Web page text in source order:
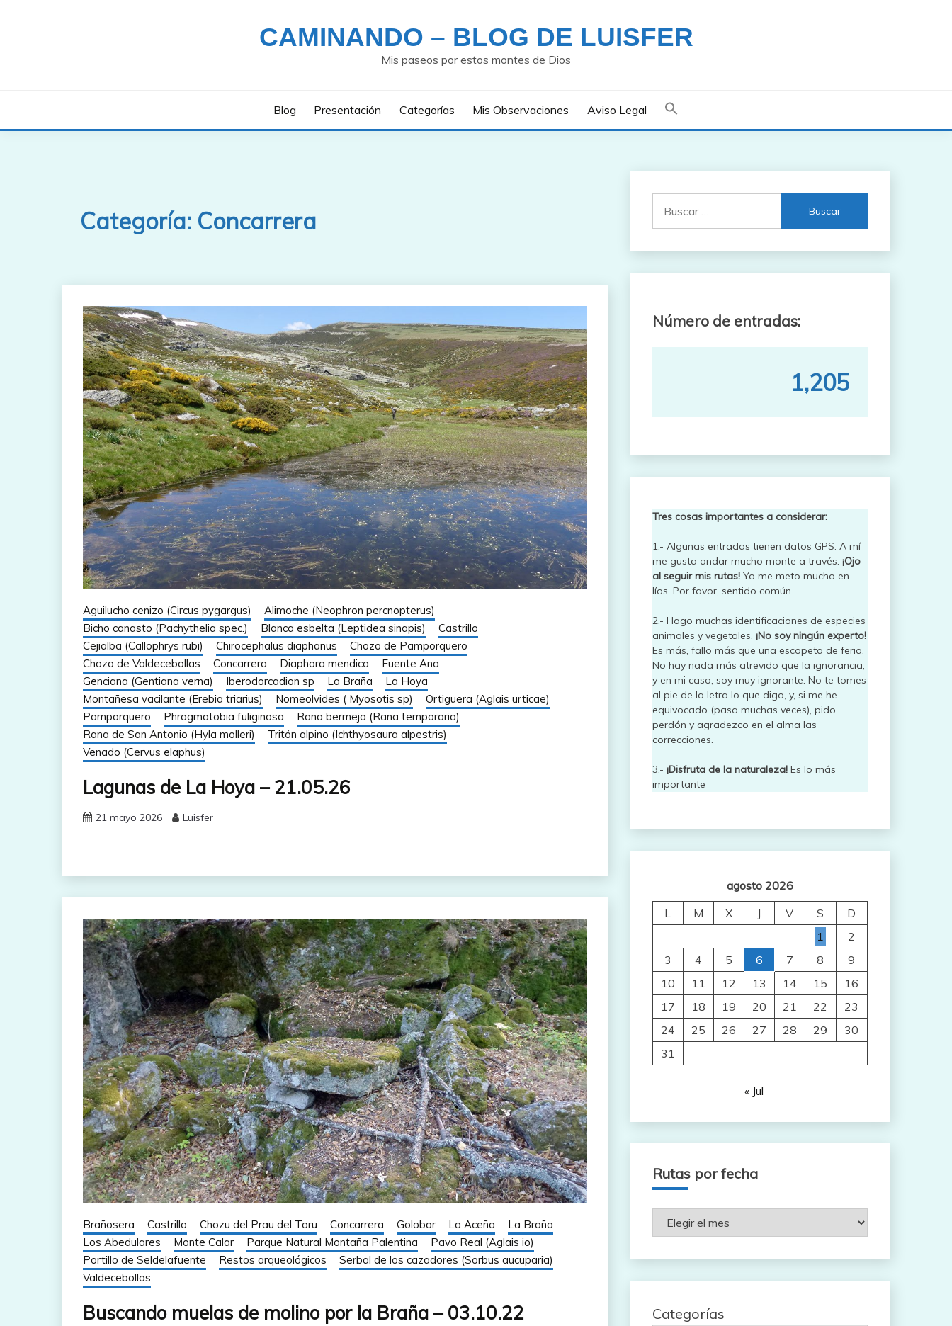
CAMINANDO – BLOG DE LUISFER
Mis paseos por estos montes de Dios
Blog Presentación Categorías Mis Observaciones Aviso Legal
Categoría: Concarrera
Aguilucho cenizo (Circus pygargus)
Alimoche (Neophron percnopterus)
Bicho canasto (Pachythelia spec.)
Blanca esbelta (Leptidea sinapis)
Castrillo
Cejialba (Callophrys rubi)
Chirocephalus diaphanus
Chozo de Pamporquero
Chozo de Valdecebollas
Concarrera Diaphora mendica
Fuente Ana
Genciana (Gentiana verna)
Iberodorcadion sp La Braña
La Hoya
Montañesa vacilante (Erebia triarius)
Nomeolvides ( Myosotis sp)
Ortiguera (Aglais urticae)
Pamporquero
Phragmatobia fuliginosa
Rana bermeja (Rana temporaria)
Rana de San Antonio (Hyla molleri)
Tritón alpino (Ichthyosaura alpestris)
Venado (Cervus elaphus)
Lagunas de La Hoya – 21.05.26
21 mayo 2026 Luisfer
Brañosera Castrillo Chozu del Prau del Toru Concarrera Golobar La Aceña
La Braña
Los Abedulares
Monte Calar Parque Natural Montaña Palentina
Pavo Real (Aglais io)
Portillo de Seldelafuente
Restos arqueológicos
Serbal de los cazadores (Sorbus aucuparia)
Valdecebollas
Buscando muelas de molino por la Braña – 03.10.22
Número de entradas:
1,205
Tres cosas importantes a considerar:
1.- Algunas entradas tienen datos GPS. A mí
me gusta andar mucho monte a través. ¡Ojo
al seguir mis rutas!Yo me meto mucho en
líos. Por favor, sentido común.
2.- Hago muchas identificaciones de especies
animales y vegetales. ¡No soy ningún experto!
Es más, fallo más que una escopeta de feria.
No hay nada más atrevido que la ignorancia,
y en mi caso, soy muy ignorante. No te tomes
al pie de la letra lo que digo, y, si me he
equivocado (pasa muchas veces), pido
perdón y agradezco en el alma las
correcciones.
3.- ¡Disfruta de la naturaleza!Es lo más
importante
agosto 2026
L
M X J V S
D
1
2
3
4 5 6 7 8
9
10
11 12 13 14 15
16
17
18 19 20 21 22
23
24
25 26 27 28 29
30
31
« Jul
Rutas por fecha
Rutas
Categorías